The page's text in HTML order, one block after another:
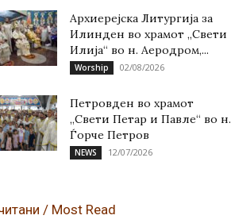
Архиерејска Литургија за
Илинден во храмот „Свети
Илија“ во н. Аеродром,...
Worship 02/08/2026
Петровден во храмот
„Свети Петар и Павле“ во н.
Ѓорче Петров
NEWS 12/07/2026
/ Most Read